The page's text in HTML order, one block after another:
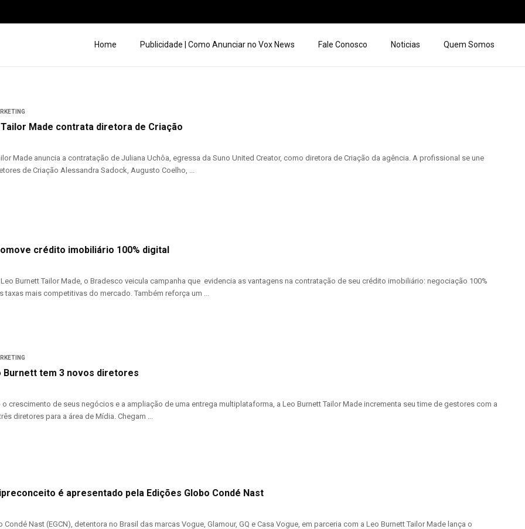
Home Publicidade | Como Anunciar no Vox News Fale Conosco Noticias Quem Somos
Made contrata diretora de Criação
Made anuncia a contratação de Juliana Uchôa, egressa da Suno United Creator, como diretora de Criação da agência. A profissional se une
de Criação Alessandra Sadock, Augusto Coelho, ...
crédito imobiliário 100% digital
Burnett Tailor Made, o Bradesco veicula campanha que evidencia as vantagens na contratação de seu crédito imobiliário: negociação 100%
taxas mais competitivas do mercado. Também reforça um ...
Burnett tem 3 novos diretores
crescimento de seus negócios e a ampliação de uma entrega multiplataforma, a Leo Burnett Tailor Made incrementa seu time de gestores com a
diretores para a área de Mídia. Chegam ...
é apresentado pela Edições Globo Condé Nast
Condé Nast (EGCN), detentora no Brasil das marcas Vogue, Glamour, GQ e Casa Vogue, em parceria com a Leo Burnett Tailor Made lança o